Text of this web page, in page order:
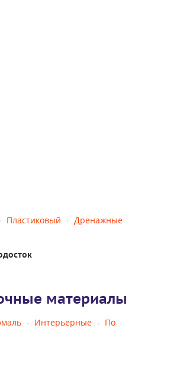
Пластиковый
Дренажные
материалы
Интерьерные
По